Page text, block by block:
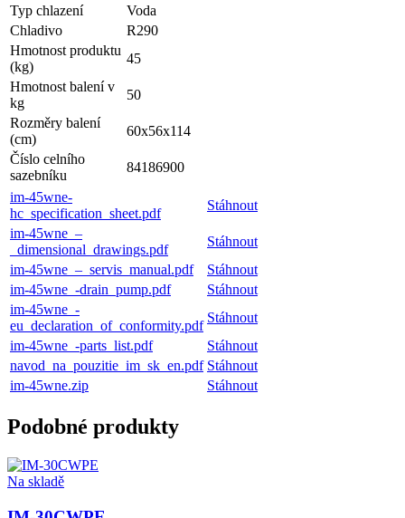
Typ chlazení
Voda
Chladivo
R290
Hmotnost produktu
(kg)
45
Hmotnost balení v
kg
50
Rozměry balení
(cm)
60x56x114
Číslo celního
sazebníku
84186900
im-45wne-
hc_specification_sheet.pdf
Stáhnout
im-45wne_–
_dimensional_drawings.pdf
Stáhnout
im-45wne_–_servis_manual.pdf
Stáhnout
im-45wne_-drain_pump.pdf
Stáhnout
im-45wne_-
eu_declaration_of_conformity.pdf
Stáhnout
im-45wne_-parts_list.pdf
Stáhnout
navod_na_pouzitie_im_sk_en.pdf Stáhnout
im-45wne.zip
Stáhnout
Podobné produkty
Na skladě